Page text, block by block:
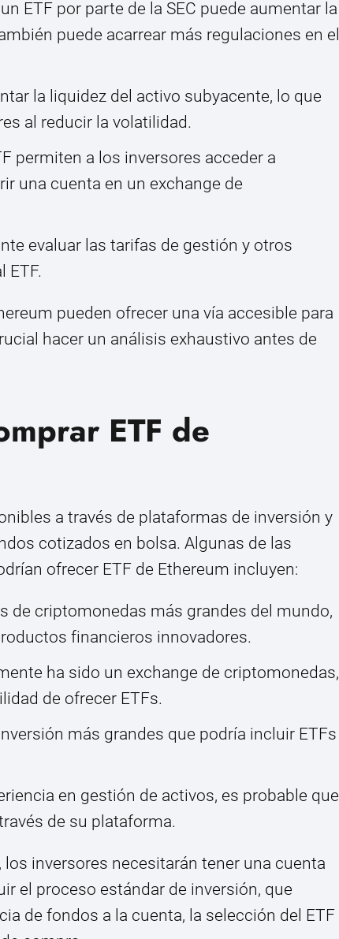
ETF por parte de la SEC puede aumentar la
puede acarrear más regulaciones en el
la liquidez del activo subyacente, lo que
al reducir la volatilidad.
permiten a los inversores acceder a
una cuenta en un exchange de
evaluar las tarifas de gestión y otros
ETF.
pueden ofrecer una vía accesible para
hacer un análisis exhaustivo antes de
ETF de
a través de plataformas de inversión y
cotizados en bolsa. Algunas de las
ofrecer ETF de Ethereum incluyen:
de criptomonedas más grandes del mundo,
financieros innovadores.
ha sido un exchange de criptomonedas,
de ofrecer ETFs.
más grandes que podría incluir ETFs
en gestión de activos, es probable que
de su plataforma.
inversores necesitarán tener una cuenta
el proceso estándar de inversión, que
de fondos a la cuenta, la selección del ETF